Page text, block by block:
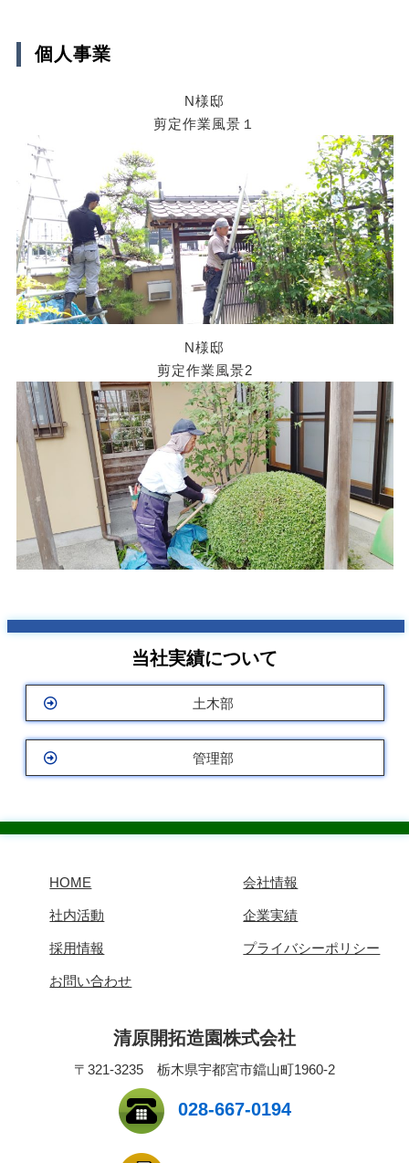
個人事業
N様邸
剪定作業風景１
N様邸
剪定作業風景2
当社実績について
土木部
管理部
HOME 会社情報
社内活動 企業実績
採用情報 プライバシーポリシー
お問い合わせ
清原開拓造園株式会社
〒321-3235 栃木県宇都宮市鐺山町1960-2
028-667-0194